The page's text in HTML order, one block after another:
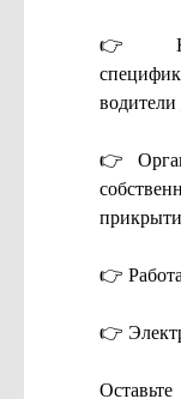
👉
водители
👉
👉
👉